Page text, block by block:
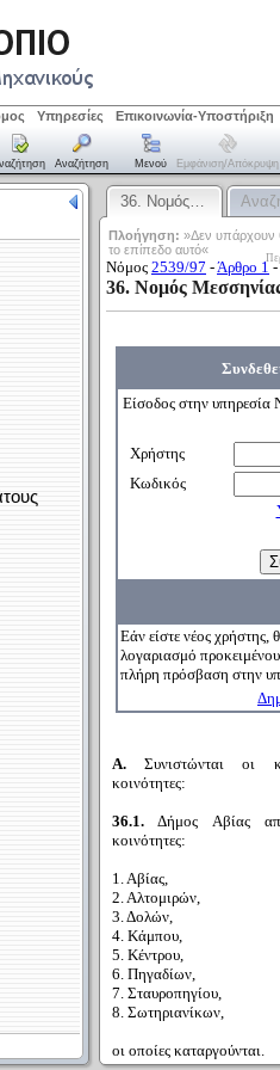
Υπηρεσίες Επικοινωνία-Υποστήριξη
Αναζήτηση Μενού Εμφάνιση/απόκρυψη
36. Νομός…